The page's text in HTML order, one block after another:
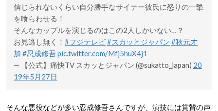
信じられないくらい自分勝手なサイテー彼氏に怒りの一撃
を喰らわせる！
そんなカップルを演じるのはこの2人しかいない…？
お見逃し無く！ #フジテレビ#スカッとジャパン #秋元才
加 #忍成修吾pic.twitter.com/Mfj5huX4j1
— 【公式】痛快TV スカッとジャパン (@sukatto_japan) 20
19年5月27日
そんな悪役などが多い忍成修吾さんですが、演技には賞賛の声